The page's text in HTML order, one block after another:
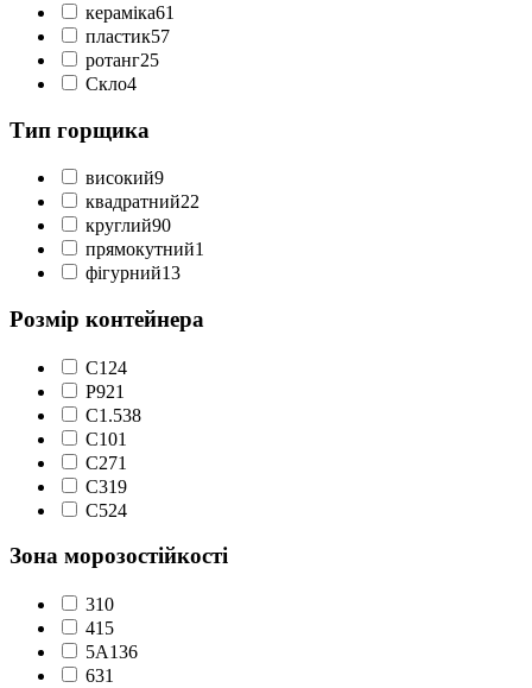
кераміка61
пластик57
ротанг25
Скло4
Тип горщика
високий9
квадратний22
круглий90
прямокутний1
фігурний13
Розмір контейнера
C1 24
P921
С1.538
С101
С271
С319
С524
Зона морозостійкості
310
415
5А136
631